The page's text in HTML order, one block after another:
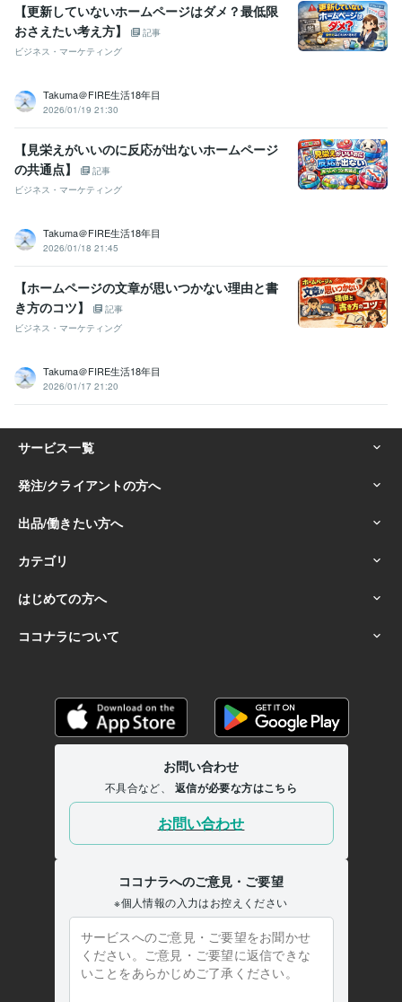
【更新していないホームページはダメ？最低限
おさえたい考え方】
記事
ビジネス・マーケティング
Takuma＠FIRE生活18年目
2026/01/19 21:30
【見栄えがいいのに反応が出ないホームページ
の共通点】
記事
ビジネス・マーケティング
Takuma＠FIRE生活18年目
2026/01/18 21:45
【ホームページの文章が思いつかない理由と書
き方のコツ】
記事
ビジネス・マーケティング
Takuma＠FIRE生活18年目
2026/01/17 21:20